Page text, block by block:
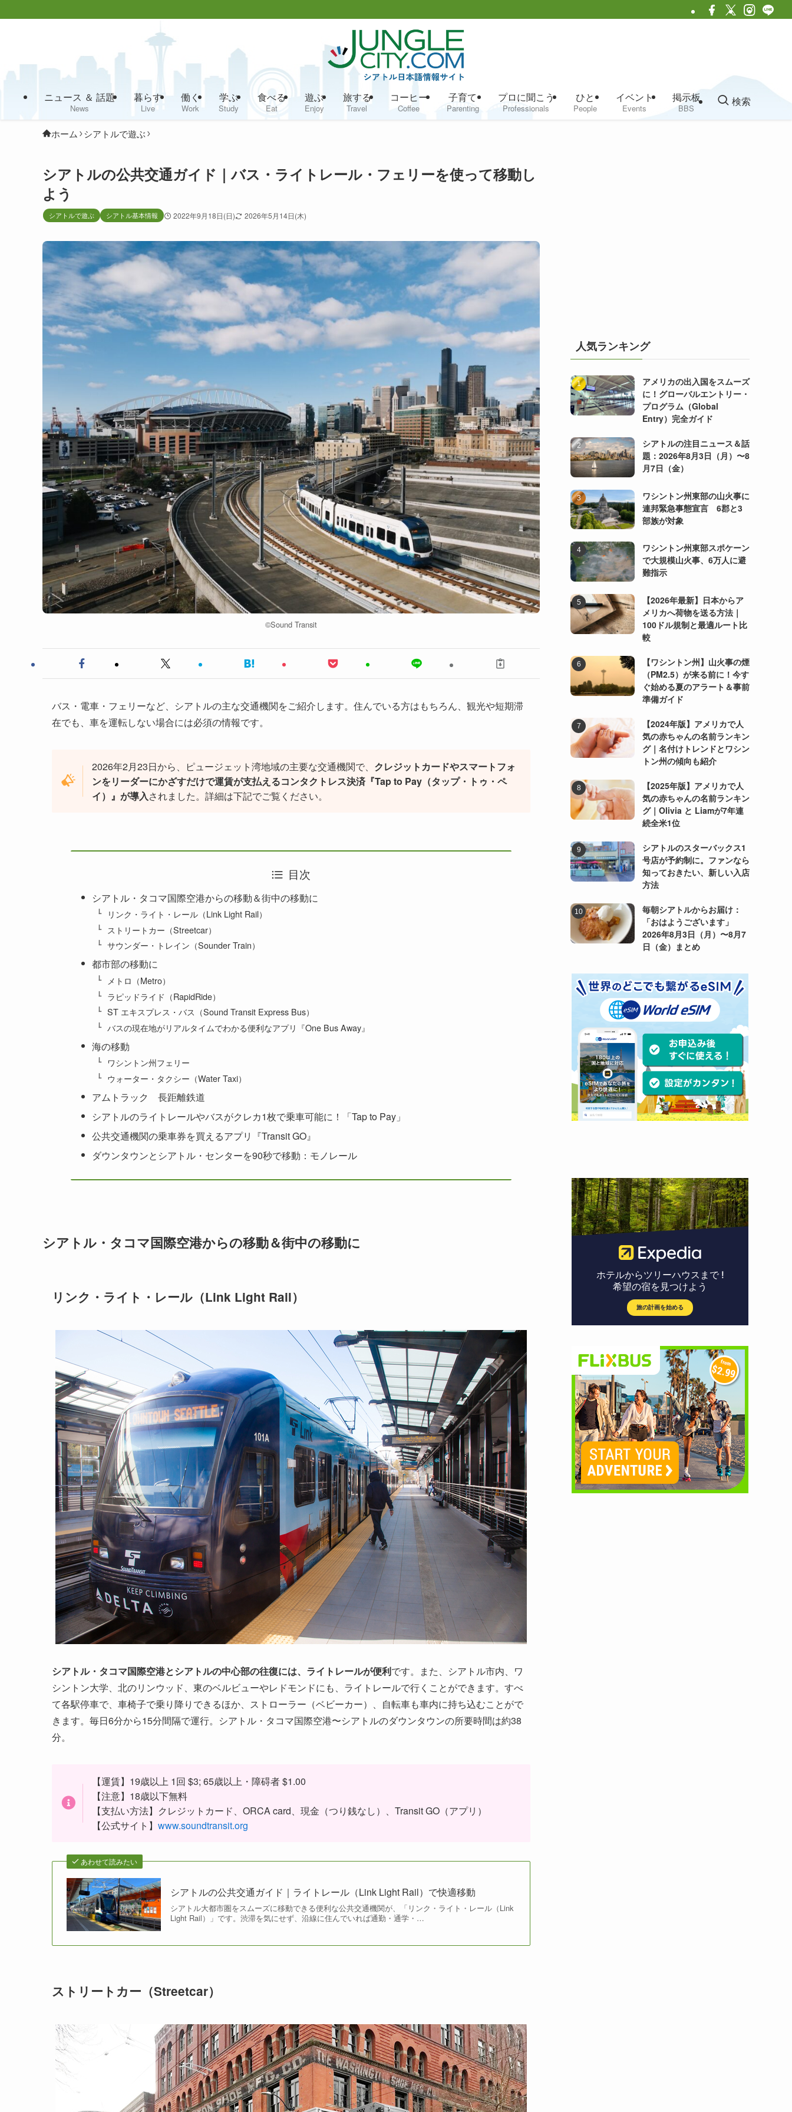
ニュース ＆ 話題
News
暮らす
Live
働く
Work
学ぶ
Study
食べる
Eat
遊ぶ
Enjoy
旅する
Travel
コーヒー
Coffee
子育て
Parenting
プロに聞こう
Professionals
ひと
People
イベント
Events
掲示板
BBS
検索
ホーム シアトルで遊ぶ
シアトルの公共交通ガイド｜バス・ライトレール・フェリーを使って移動し
よう
シアトルで遊ぶ シアトル基本情報 2022年9月18日(日) 2026年5月14日(木)
©︎Sound Transit
バス・電車・フェリーなど、シアトルの主な交通機関をご紹介します。住んでいる方はもちろん、観光や短期滞
在でも、車を運転しない場合には必須の情報です。
2026年2月23日から、ピュージェット湾地域の主要な交通機関で、 クレジットカードやスマートフォ
ンをリーダーにかざすだけで運賃が支払えるコンタクトレス決済『Tap to Pay（タップ・トゥ・ペ
イ）』が導入されました。詳細は下記でご覧ください。
目次
シアトル・タコマ国際空港からの移動＆街中の移動に
リンク・ライト・レール（Link Light Rail）
ストリートカー（Streetcar）
サウンダー・トレイン（Sounder Train）
都市部の移動に
メトロ（Metro）
ラピッドライド（RapidRide）
ST エキスプレス・バス（Sound Transit Express Bus）
バスの現在地がリアルタイムでわかる便利なアプリ『One Bus Away』
海の移動
ワシントン州フェリー
ウォーター・タクシー（Water Taxi）
アムトラック 長距離鉄道
シアトルのライトレールやバスがクレカ1枚で乗車可能に！「Tap to Pay」
公共交通機関の乗車券を買えるアプリ『Transit GO』
ダウンタウンとシアトル・センターを90秒で移動：モノレール
シアトル・タコマ国際空港からの移動＆街中の移動に
リンク・ライト・レール（Link Light Rail）
シアトル・タコマ国際空港とシアトルの中心部の往復には、ライトレールが便利です。また、シアトル市内、ワ
シントン大学、北のリンウッド、東のベルビューやレドモンドにも、ライトレールで行くことができます。すべ
て各駅停車で、車椅子で乗り降りできるほか、ストローラー（ベビーカー）、自転車も車内に持ち込むことがで
きます。毎日6分から15分間隔で運行。シアトル・タコマ国際空港〜シアトルのダウンタウンの所要時間は約38
分。
【運賃】19歳以上 1回 $3; 65歳以上・障碍者 $1.00
【注意】18歳以下無料
【支払い方法】クレジットカード、ORCA card、現金（つり銭なし）、Transit GO（アプリ）
【公式サイト】 www.soundtransit.org
あわせて読みたい
シアトルの公共交通ガイド｜ライトレール（Link Light Rail）で快適移動
シアトル大都市圏をスムーズに移動できる便利な公共交通機関が、「リンク・ライト・レール（Link
Light Rail）」です。渋滞を気にせず、沿線に住んでいれば通勤・通学・…
ストリートカー（Streetcar）
人気ランキング
アメリカの出入国をスムーズ
に！グローバルエントリー・
プログラム（Global
Entry）完全ガイド
シアトルの注目ニュース＆話
題：2026年8月3日（月）〜8
月7日（金）
ワシントン州東部の山火事に
連邦緊急事態宣言 6郡と3
部族が対象
ワシントン州東部スポケーン
で大規模山火事、6万人に避
難指示
【2026年最新】日本からア
メリカへ荷物を送る方法｜
100ドル規制と最適ルート比
較
【ワシントン州】山火事の煙
（PM2.5）が来る前に！今す
ぐ始める夏のアラート＆事前
準備ガイド
【2024年版】アメリカで人
気の赤ちゃんの名前ランキン
グ｜名付けトレンドとワシン
トン州の傾向も紹介
【2025年版】アメリカで人
気の赤ちゃんの名前ランキン
グ｜Olivia と Liamが7年連
続全米1位
シアトルのスターバックス1
号店が予約制に。ファンなら
知っておきたい、新しい入店
方法
毎朝シアトルからお届け：
「おはようございます」
2026年8月3日（月）〜8月7
日（金）まとめ